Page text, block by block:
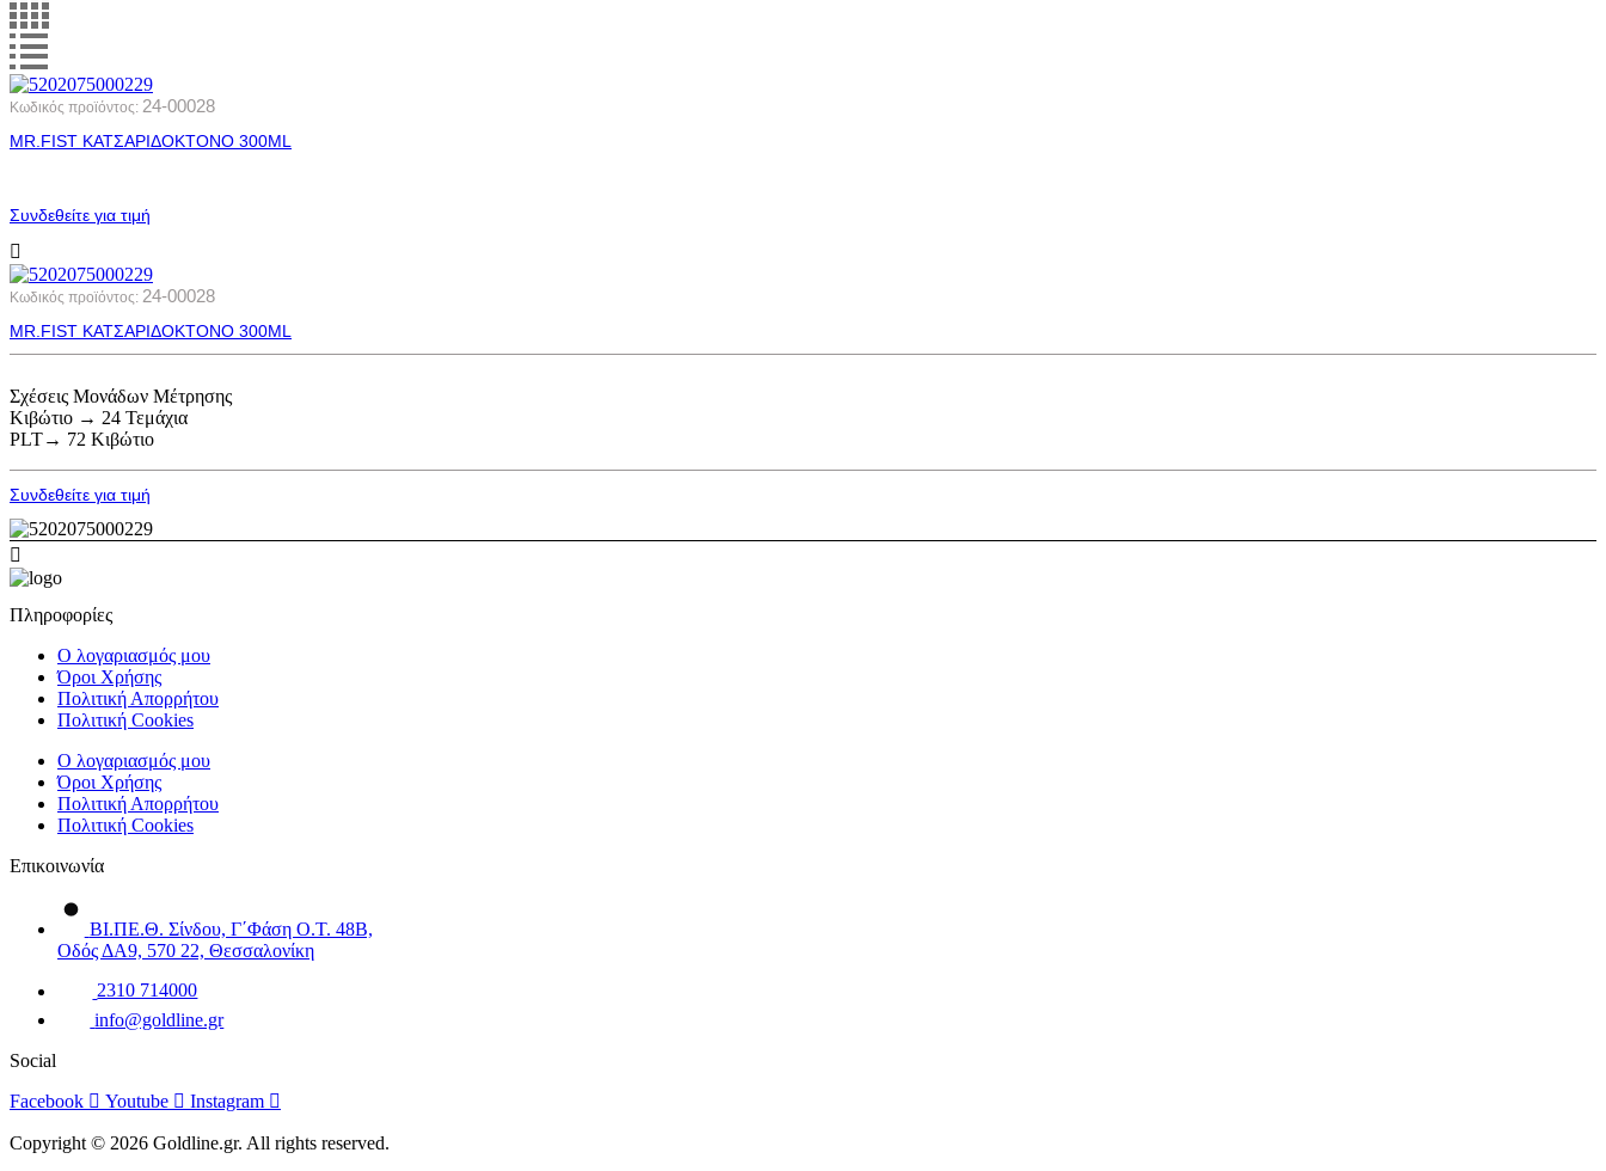
Κωδικός προϊόντος: 24-00028
MR.FIST ΚΑΤΣΑΡΙΔΟΚΤΟΝΟ 300ML
Συνδεθείτε για τιμή
Κωδικός προϊόντος: 24-00028
MR.FIST ΚΑΤΣΑΡΙΔΟΚΤΟΝΟ 300ML
Σχέσεις Μονάδων Μέτρησης
Κιβώτιο → 24 Τεμάχια
PLT→ 72 Κιβώτιο
Συνδεθείτε για τιμή
Πληροφορίες
Ο λογαριασμός μου
Όροι Χρήσης
Πολιτική Απορρήτου
Πολιτική Cookies
Ο λογαριασμός μου
Όροι Χρήσης
Πολιτική Απορρήτου
Πολιτική Cookies
Επικοινωνία
ΒΙ.ΠΕ.Θ. Σίνδου, Γ΄Φάση Ο.Τ. 48Β,
Οδός ΔΑ9, 570 22, Θεσσαλονίκη
2310 714000
info@goldline.gr
Social
Facebook Youtube Instagram
Copyright © 2026 Goldline.gr. All rights reserved.